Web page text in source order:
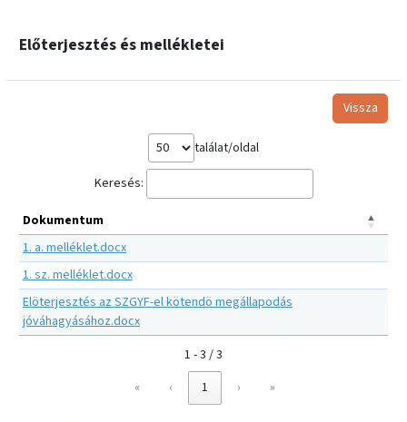
Előterjesztés és mellékletei
Vissza
találat/oldal
Keresés:
Dokumentum
1. a. melléklet.docx
1. sz. melléklet.docx
Elöterjesztés az SZGYF-el kötendö megállapodás
jóváhagyásához.docx
1 - 3 / 3
«
‹ 1 › »